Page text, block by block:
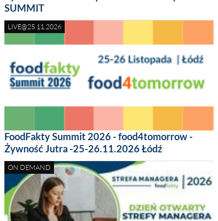
SUMMIT
LIVE@25.11.2026
FoodFakty Summit 2026 - food4tomorrow -
Żywność Jutra -25-26.11.2026 Łódź
ON DEMAND